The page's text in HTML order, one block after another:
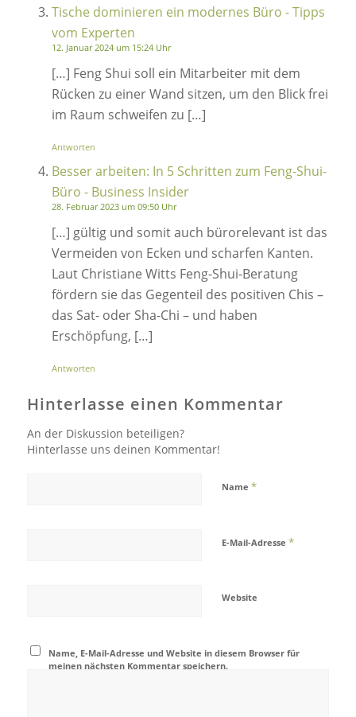
Tische dominieren ein modernes Büro - Tipps
vom Experten
12. Januar 2024 um 15:24 Uhr
[…] Feng Shui soll ein Mitarbeiter mit dem
Rücken zu einer Wand sitzen, um den Blick frei
im Raum schweifen zu […]
Antworten
Besser arbeiten: In 5 Schritten zum Feng-Shui-
Büro - Business Insider
28. Februar 2023 um 09:50 Uhr
[…] gültig und somit auch bürorelevant ist das
Vermeiden von Ecken und scharfen Kanten.
Laut Christiane Witts Feng-Shui-Beratung
fördern sie das Gegenteil des positiven Chis –
das Sat- oder Sha-Chi – und haben
Erschöpfung, […]
Antworten
Hinterlasse einen Kommentar
An der Diskussion beteiligen?
Hinterlasse uns deinen Kommentar!
Name *
E-Mail-Adresse *
Website
Name, E-Mail-Adresse und Website in diesem Browser für
meinen nächsten Kommentar speichern.